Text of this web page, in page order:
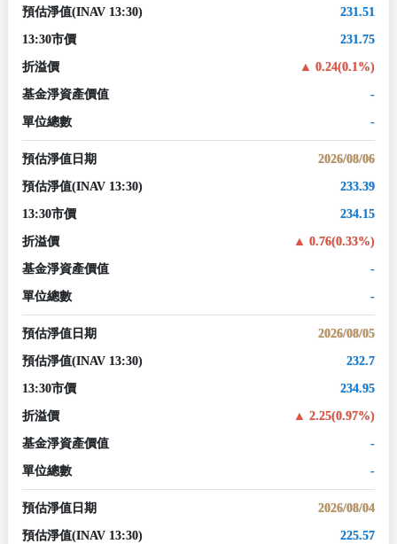
預估淨值(INAV 13:30) 231.51
13:30市價 231.75
折溢價 0.24(0.1%)
基金淨資產價值 -
單位總數 -
預估淨值日期 2026/08/06
預估淨值(INAV 13:30) 233.39
13:30市價 234.15
折溢價 0.76(0.33%)
基金淨資產價值 -
單位總數 -
預估淨值日期 2026/08/05
預估淨值(INAV 13:30) 232.7
13:30市價 234.95
折溢價 2.25(0.97%)
基金淨資產價值 -
單位總數 -
預估淨值日期 2026/08/04
預估淨值(INAV 13:30) 225.57